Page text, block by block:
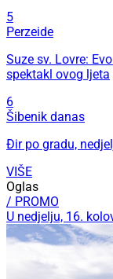
5
Perzeide
Suze sv. Lovre:
spektakl ovog ljeta
6
Šibenik danas
Đir po gradu,
VIŠE
Oglas
/ PROMO
U nedjelju, 16.